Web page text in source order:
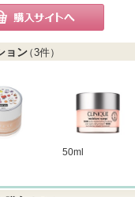
トへ
ョン（3件）
50ml